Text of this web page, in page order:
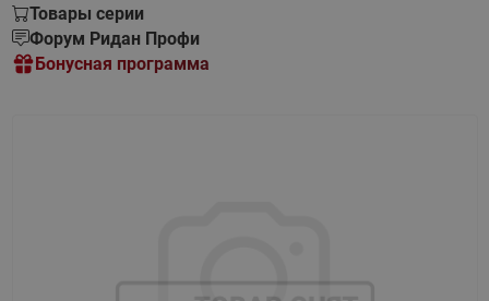
Товары серии
Форум Ридан Профи
Бонусная программа